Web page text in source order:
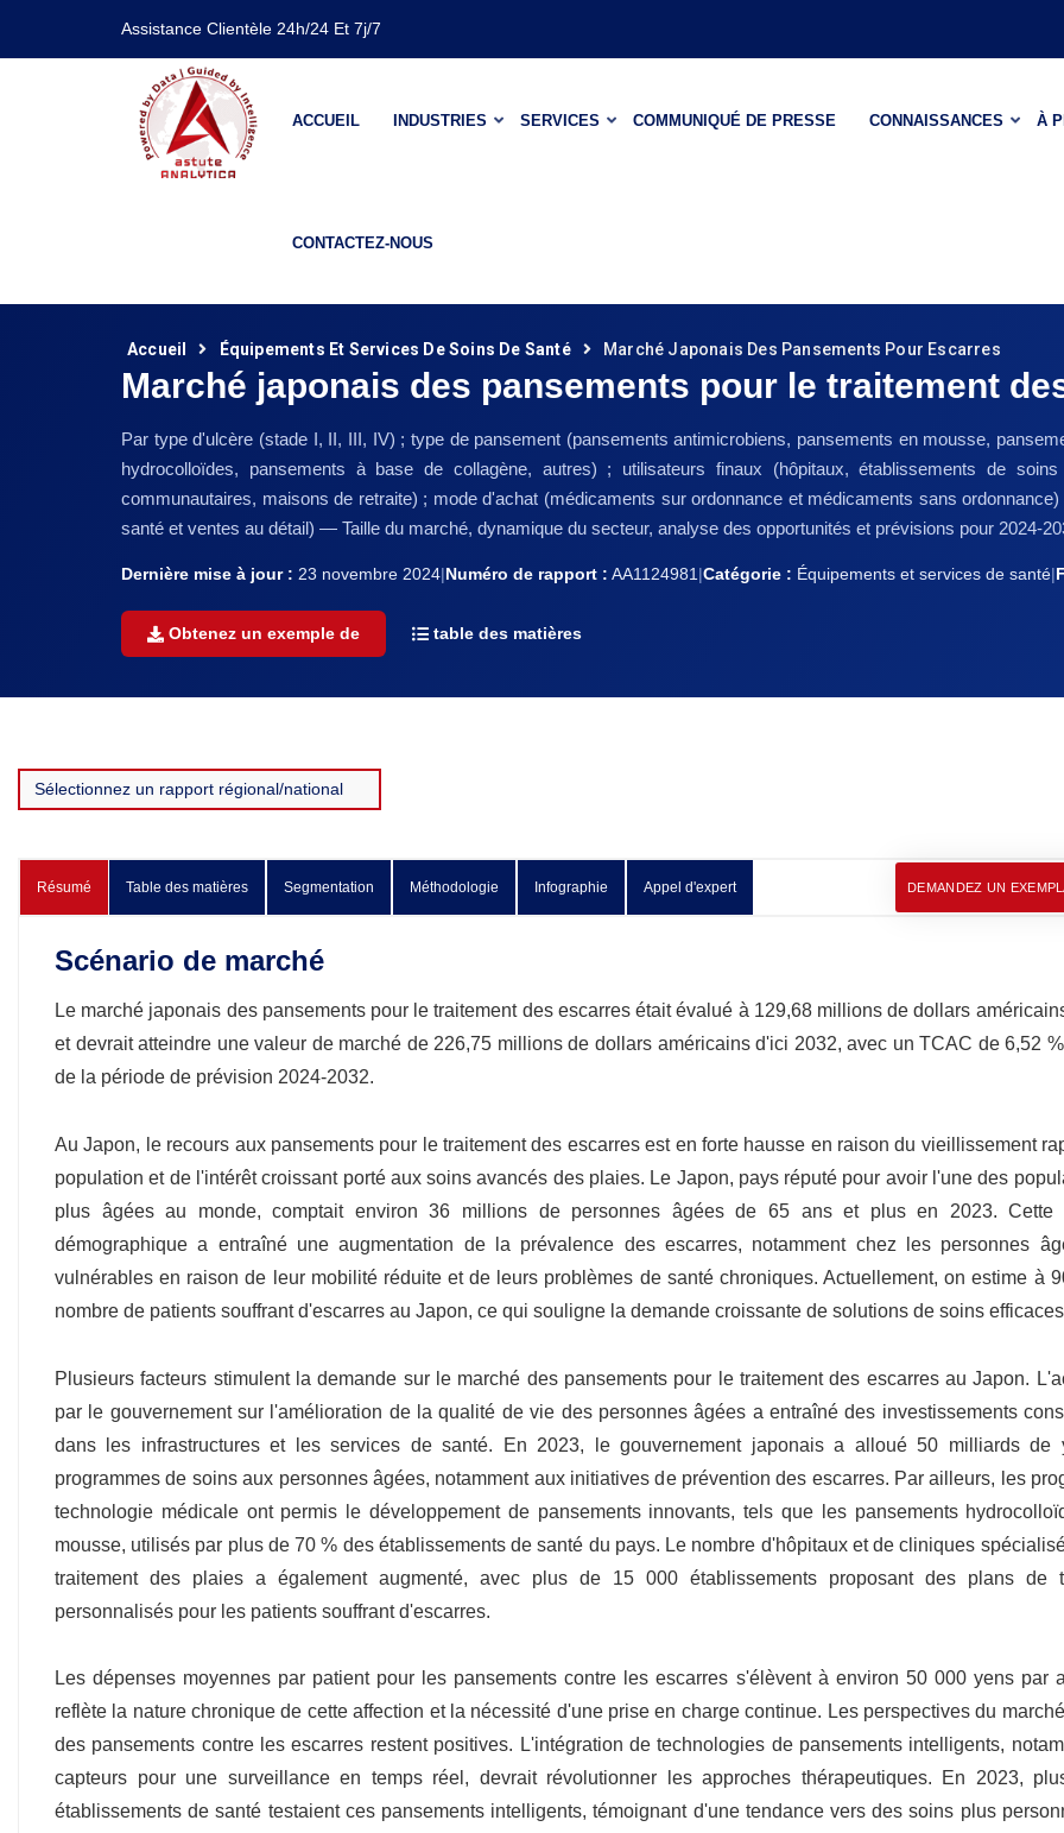
Assistance Clientèle 24h/24 Et 7j/7
ACCUEIL INDUSTRIES SERVICES COMMUNIQUÉ DE PRESSE CONNAISSANCES À
CONTACTEZ-NOUS
Accueil Équipements Et Services De Soins De Santé Marché Japonais Des Pansements Pour Escarres
Marché japonais des pansements pour le traitement
Par type d'ulcère (stade I, II, III, IV) ; type de pansement (pansements antimicrobiens, pansements en mousse,
hydrocolloïdes, pansements à base de collagène, autres) ; utilisateurs finaux (hôpitaux, établissements de
communautaires, maisons de retraite) ; mode d'achat (médicaments sur ordonnance et médicaments sans
santé et ventes au détail) — Taille du marché, dynamique du secteur, analyse des opportunités et prévisions pour 2024-
Dernière mise à jour : 23 novembre 2024|Numéro de rapport : AA1124981 |Catégorie : Équipements et services de santé|
Obtenez un exemple de table des matières
Résumé Table des matières Segmentation Méthodologie Infographie Appel d'expert DEMANDEZ UN
Scénario de marché
Le marché japonais des pansements pour le traitement des escarres était évalué à 129,68 millions de dollars
et devrait atteindre une valeur de marché de 226,75 millions de dollars américains d'ici 2032, avec un TCAC de 6,52
de la période de prévision 2024-2032.
Au Japon, le recours aux pansements pour le traitement des escarres est en forte hausse en raison du vieillissement
population et de l'intérêt croissant porté aux soins avancés des plaies. Le Japon, pays réputé pour avoir l'une des
plus âgées au monde, comptait environ 36 millions de personnes âgées de 65 ans et plus en 2023. Cette
démographique a entraîné une augmentation de la prévalence des escarres, notamment chez les personnes
vulnérables en raison de leur mobilité réduite et de leurs problèmes de santé chroniques. Actuellement, on estime à
nombre de patients souffrant d'escarres au Japon, ce qui souligne la demande croissante de solutions de soins
Plusieurs facteurs stimulent la demande sur le marché des pansements pour le traitement des escarres au Japon.
par le gouvernement sur l'amélioration de la qualité de vie des personnes âgées a entraîné des investissements
dans les infrastructures et les services de santé. En 2023, le gouvernement japonais a alloué 50 milliards de
programmes de soins aux personnes âgées, notamment aux initiatives de prévention des escarres. Par ailleurs, les
technologie médicale ont permis le développement de pansements innovants, tels que les pansements
mousse, utilisés par plus de 70 % des établissements de santé du pays. Le nombre d'hôpitaux et de cliniques
traitement des plaies a également augmenté, avec plus de 15 000 établissements proposant des plans de
personnalisés pour les patients souffrant d'escarres.
Les dépenses moyennes par patient pour les pansements contre les escarres s'élèvent à environ 50 000 yens par
reflète la nature chronique de cette affection et la nécessité d'une prise en charge continue. Les perspectives du
des pansements contre les escarres restent positives. L'intégration de technologies de pansements intelligents,
capteurs pour une surveillance en temps réel, devrait révolutionner les approches thérapeutiques. En 2023,
établissements de santé testaient ces pansements intelligents, témoignant d'une tendance vers des soins plus